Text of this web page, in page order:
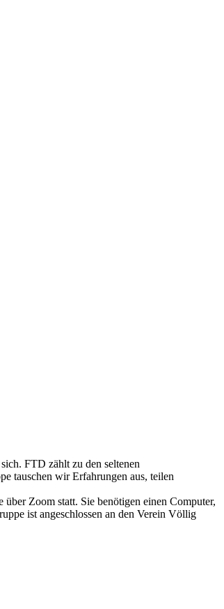
FTD zählt zu den seltenen
tauschen wir Erfahrungen aus, teilen
Zoom statt. Sie benötigen einen Computer,
ist angeschlossen an den Verein Völlig